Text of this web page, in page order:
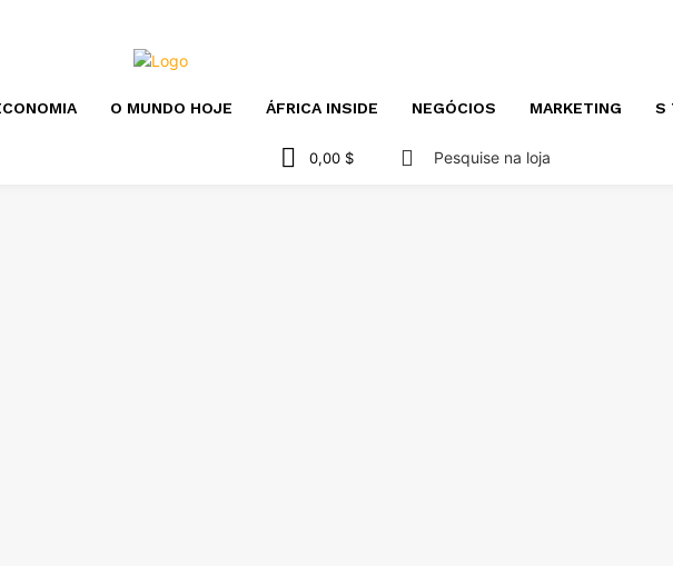
O MUNDO HOJE ÁFRICA INSIDE NEGÓCIOS MARKETING S
0,00 $ Pesquise na loja